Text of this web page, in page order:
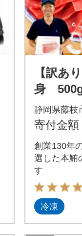
【訳あ
身
静岡県藤枝
寄付金額
創業130年
選した本鮪
す
冷凍